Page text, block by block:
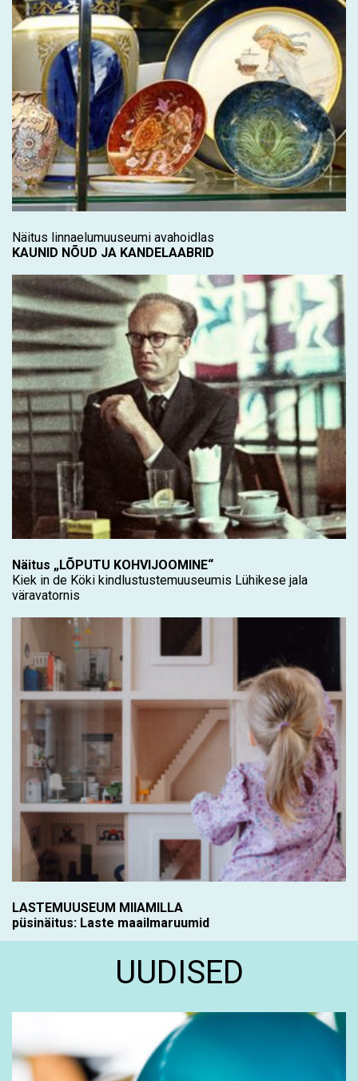
Näitus linnaelumuuseumi avahoidlas
KAUNID NÕUD JA KANDELAABRID
Näitus „LÕPUTU KOHVIJOOMINE“
Kiek in de Köki kindlustustemuuseumis Lühikese jala
väravatornis
LASTEMUUSEUM MIIAMILLA
püsinäitus: Laste maailmaruumid
UUDISED